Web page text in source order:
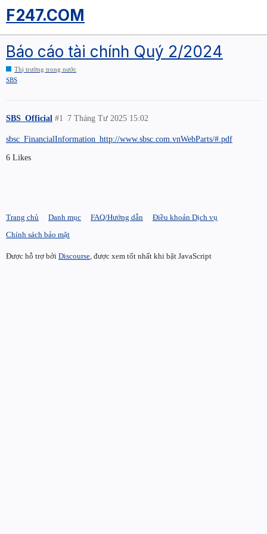
F247.COM
Báo cáo tài chính Quý 2/2024
Thị trường trong nước
SBS
SBS_Official 7 Tháng Tư 2025 15:02
#1
sbsc_FinancialInformation_http://www.sbsc.com.vnWebParts/#.pdf
6 Likes
Trang chủ Danh mục FAQ/Hướng dẫn
Điều khoản Dịch vụ
Chính sách bảo mật
Được hỗ trợ bởi Discourse , được xem tốt nhất khi bật JavaScript